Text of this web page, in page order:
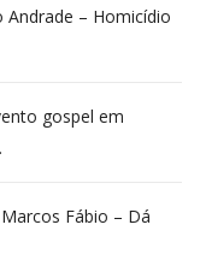
Andrade – Homicídio
gospel em
Fábio – Dá